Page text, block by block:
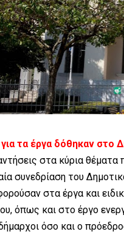
τα έργα δόθηκαν στο
στα κύρια
συνεδρίαση του
στα έργα και
όπως και στο έργο
όσο και ο